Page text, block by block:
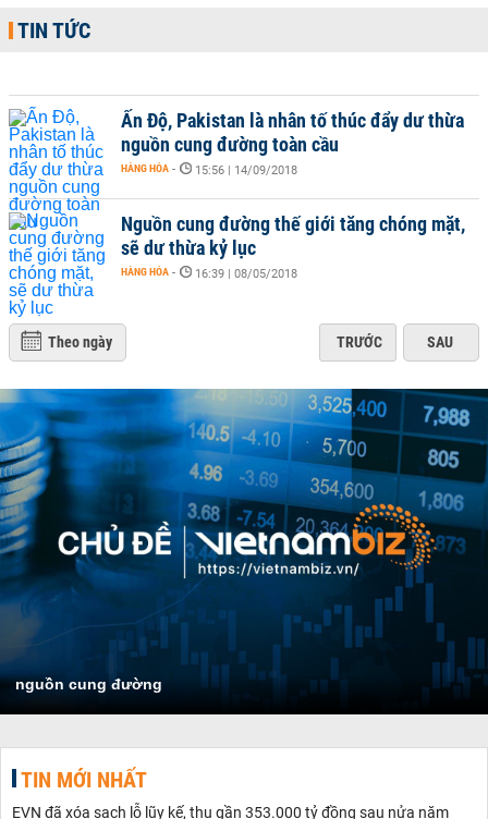
TIN TỨC
Ấn Độ, Pakistan là nhân tố thúc đẩy dư thừa
nguồn cung đường toàn cầu
HÀNG HÓA - 15:56 | 14/09/2018
Nguồn cung đường thế giới tăng chóng mặt,
sẽ dư thừa kỷ lục
HÀNG HÓA - 16:39 | 08/05/2018
Theo ngày TRƯỚC SAU
nguồn cung đường
TIN MỚI NHẤT
EVN đã xóa sạch lỗ lũy kế, thu gần 353.000 tỷ đồng sau nửa năm